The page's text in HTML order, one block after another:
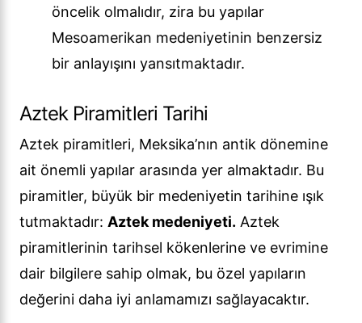
öncelik olmalıdır, zira bu yapılar
Mesoamerikan medeniyetinin benzersiz
bir anlayışını yansıtmaktadır.
Aztek Piramitleri Tarihi
Aztek piramitleri, Meksika’nın antik dönemine
ait önemli yapılar arasında yer almaktadır. Bu
piramitler, büyük bir medeniyetin tarihine ışık
tutmaktadır: Aztek medeniyeti. Aztek
piramitlerinin tarihsel kökenlerine ve evrimine
dair bilgilere sahip olmak, bu özel yapıların
değerini daha iyi anlamamızı sağlayacaktır.